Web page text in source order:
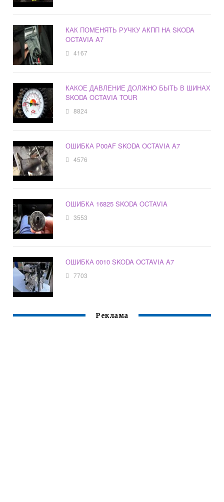
КАК ПОМЕНЯТЬ РУЧКУ АКПП НА SKODA
OCTAVIA A7
4167
КАКОЕ ДАВЛЕНИЕ ДОЛЖНО БЫТЬ В ШИНАХ
SKODA OCTAVIA TOUR
8824
ОШИБКА P00AF SKODA OCTAVIA A7
4576
ОШИБКА 16825 SKODA OCTAVIA
3553
ОШИБКА 0010 SKODA OCTAVIA A7
7703
Реклама